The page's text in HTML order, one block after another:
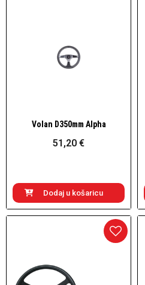
Brzi pogled
Volan D350mm Alpha
51,20 €
Dodaj u košaricu